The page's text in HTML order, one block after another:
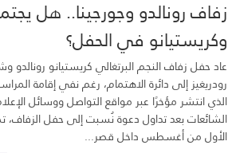
زفاف رونالدو وجورجينا.. هل
وكريستيانو في الحفل؟
عاد حفل زفاف النجم البرتغالي كريستيانو رونالدو
رودريغيز إلى دائرة الاهتمام، رغم نفي إقامة
الذي انتشر مؤخرًا عبر مواقع التواصل ووسائل
الشائعات بعد تداول دعوة نُسبت إلى حفل
الأول من أغسطس داخل قصر...